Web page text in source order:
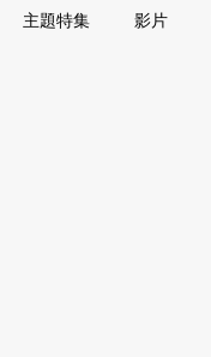
主題特集 影片